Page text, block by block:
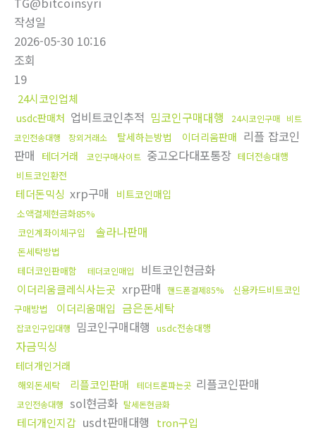
작성일
2026-05-30 10:16
조회
19
24시코인업체
usdc판매처 업비트코인추적 밈코인구매대행 24시코인구매 비트
코인전송대행
장외거래소 탈세하는방법 이더리움판매 리플 잡코인
판매 테더거래 코인구매사이트 중고오다대포통장 테더전송대행
비트코인환전
테더돈믹싱 xrp구매 비트코인매입
소액결제현금화85%
코인계좌이체구입
솔라나판매
돈세탁방법
테더코인판매함
테더코인매입 비트코인현금화
이더리움클레식사는곳 xrp판매 핸드폰결제85%
신용카드비트코인
구매방법
이더리움매입 금은돈세탁
잡코인구입대행 밈코인구매대행 usdc전송대행
자금믹싱
테더개인거래
해외돈세탁 리플코인판매 테더트론파는곳 리플코인판매
코인전송대행 sol현금화 탈세돈현금화
테더개인지갑 usdt판매대행 tron구입